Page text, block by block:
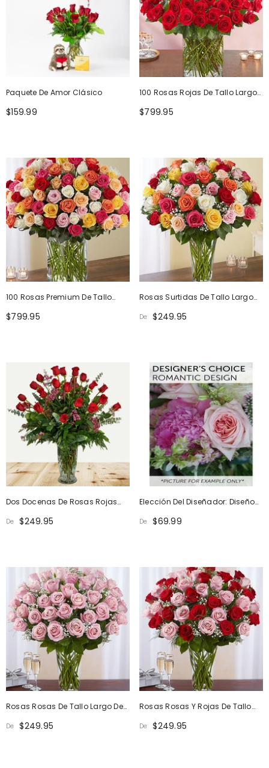
Paquete De Amor Clásico
$159.99
100 Rosas Rojas De Tallo Largo
De Primera Calidad
$799.95
100 Rosas Premium De Tallo
Largo Surtidas
$799.95
Rosas Surtidas De Tallo Largo
Ultimate Elegance
De $249.95
Dos Docenas De Rosas Rojas
Definitivas
De $249.95
Elección Del Diseñador: Diseño
Romántico
De $69.99
Rosas Rosas De Tallo Largo De
Máxima Elegancia
De $249.95
Rosas Rosas Y Rojas De Tallo
Largo De Máxima Elegancia
De $249.95